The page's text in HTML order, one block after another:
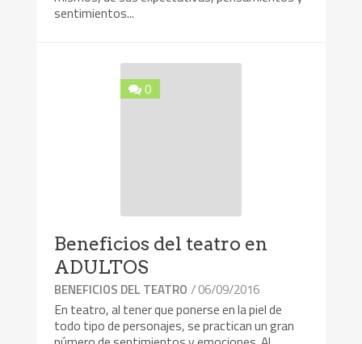
sentimientos...
0
Beneficios del teatro en
ADULTOS
BENEFICIOS DEL TEATRO / 06/09/2016
En teatro, al tener que ponerse en la piel de
todo tipo de personajes, se practican un gran